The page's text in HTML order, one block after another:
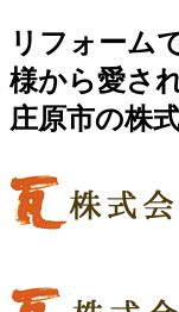
リフォーム
様から愛さ
庄原市の株